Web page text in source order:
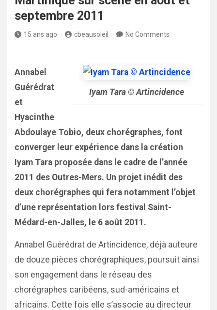
septembre 2011
15 ans ago cbeausoleil No Comments
Iyam Tara © Artincidence
Annabel
Guérédrat
et
Hyacinthe
Abdoulaye Tobio, deux chorégraphes, font
converger leur expérience dans la création
Iyam Tara proposée dans le cadre de l’année
2011 des Outres-Mers. Un projet inédit des
deux chorégraphes qui fera notamment l’objet
d’une représentation lors festival Saint-
Médard-en-Jalles, le 6 août 2011.
Annabel Guérédrat de Artincidence, déjà auteure
de douze pièces chorégraphiques, poursuit ainsi
son engagement dans le réseau des
chorégraphes caribéens, sud-américains et
africains. Cette fois elle s’associe au directeur